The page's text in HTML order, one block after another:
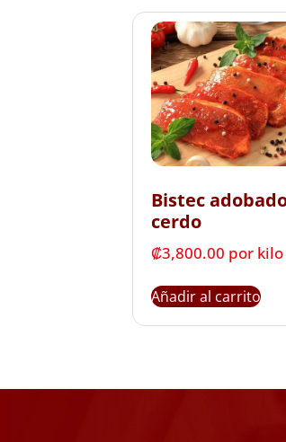
Bistec
cerdo
₡3,800.00 por kilo
Añadir al carrito